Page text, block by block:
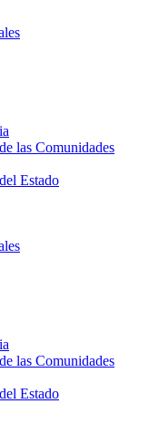
las Comunidades
Estado
las Comunidades
Estado